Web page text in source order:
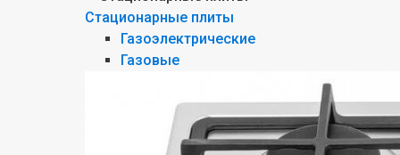
Стационарные плиты
Газоэлектрические
Газовые